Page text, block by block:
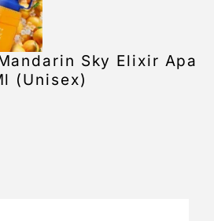
Sky Elixir Apa
(unisex)